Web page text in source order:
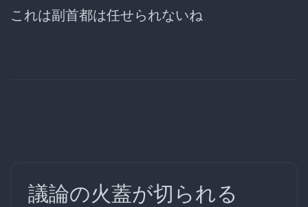
これは副首都は任せられないね
議論の火蓋が切られる